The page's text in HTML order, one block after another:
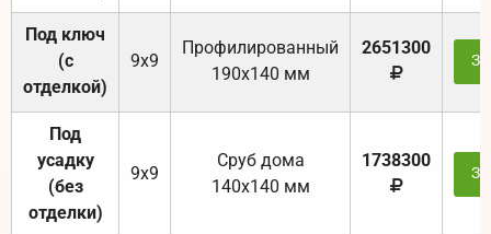
Под ключ
(с
отделкой)
9х9
Профилированный
190х140 мм
2651300
Под
усадку
(без
отделки)
9х9
Cруб дома
140х140 мм
1738300